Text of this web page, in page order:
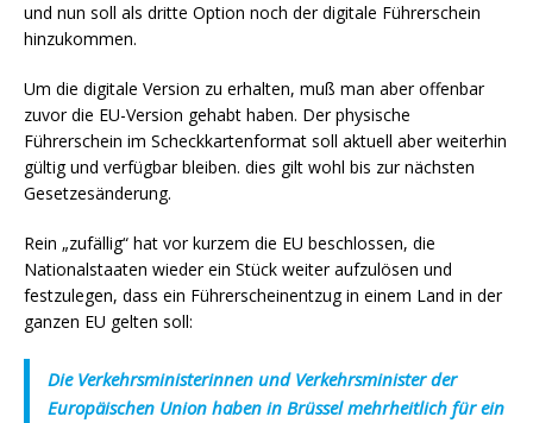
und nun soll als dritte Option noch der digitale Führerschein
hinzukommen.
Um die digitale Version zu erhalten, muß man aber offenbar
zuvor die EU-Version gehabt haben. Der physische
Führerschein im Scheckkartenformat soll aktuell aber weiterhin
gültig und verfügbar bleiben. dies gilt wohl bis zur nächsten
Gesetzesänderung.
Rein „zufällig“ hat vor kurzem die EU beschlossen, die
Nationalstaaten wieder ein Stück weiter aufzulösen und
festzulegen, dass ein Führerscheinentzug in einem Land in der
ganzen EU gelten soll:
Die Verkehrsministerinnen und Verkehrsminister der
Europäischen Union haben in Brüssel mehrheitlich für ein